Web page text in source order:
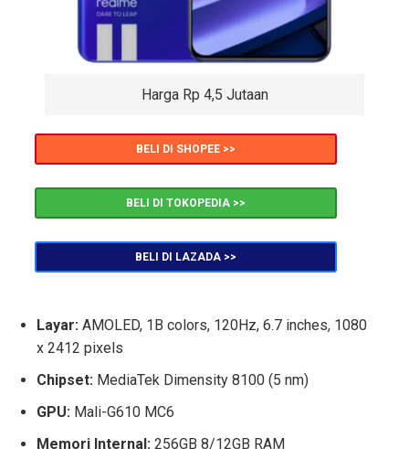
Harga Rp 4,5 Jutaan
BELI DI SHOPEE >>
BELI DI TOKOPEDIA >>
BELI DI LAZADA >>
Layar: AMOLED, 1B colors, 120Hz, 6.7 inches, 1080
x 2412 pixels
Chipset: MediaTek Dimensity 8100 (5 nm)
GPU: Mali-G610 MC6
Memori Internal: 256GB 8/12GB RAM